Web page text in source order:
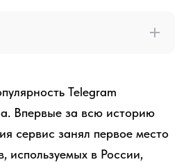
Telegram
Впервые за всю историю
сервис занял первое место
используемых в России,